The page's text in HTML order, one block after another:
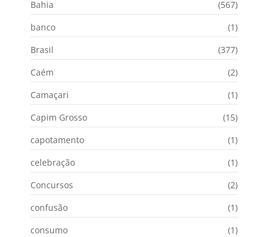
Bahia
(567)
banco
(1)
Brasil
(377)
Caém
(2)
Camaçari
(1)
Capim Grosso
(15)
capotamento
(1)
celebração
(1)
Concursos
(2)
confusão
(1)
consumo
(1)